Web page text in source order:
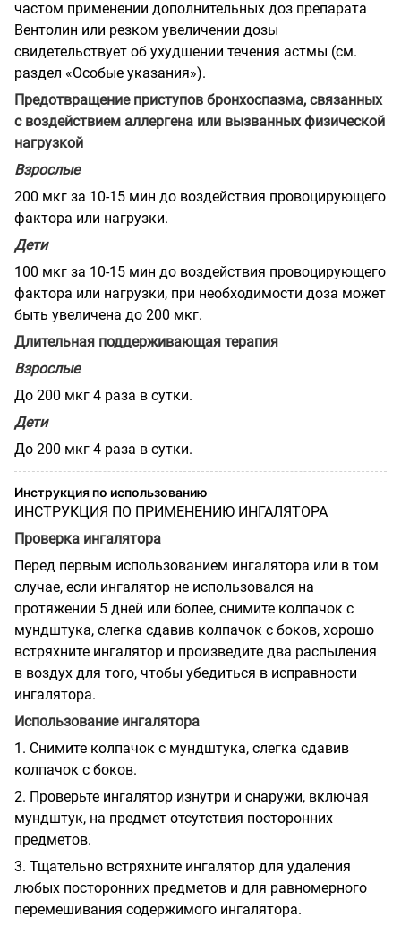
частом применении дополнительных доз препарата
Вентолин или резком увеличении дозы
свидетельствует об ухудшении течения астмы (см.
раздел «Особые указания»).
Предотвращение приступов бронхоспазма, связанных
с воздействием аллергена или вызванных физической
нагрузкой
Взрослые
200 мкг за 10-15 мин до воздействия провоцирующего
фактора или нагрузки.
Дети
100 мкг за 10-15 мин до воздействия провоцирующего
фактора или нагрузки, при необходимости доза может
быть увеличена до 200 мкг.
Длительная поддерживающая терапия
Взрослые
До 200 мкг 4 раза в сутки.
Дети
До 200 мкг 4 раза в сутки.
Инструкция по использованию
ИНСТРУКЦИЯ ПО ПРИМЕНЕНИЮ ИНГАЛЯТОРА
Проверка ингалятора
Перед первым использованием ингалятора или в том
случае, если ингалятор не использовался на
протяжении 5 дней или более, снимите колпачок с
мундштука, слегка сдавив колпачок с боков, хорошо
встряхните ингалятор и произведите два распыления
в воздух для того, чтобы убедиться в исправности
ингалятора.
Использование ингалятора
1. Снимите колпачок с мундштука, слегка сдавив
колпачок с боков.
2. Проверьте ингалятор изнутри и снаружи, включая
мундштук, на предмет отсутствия посторонних
предметов.
3. Тщательно встряхните ингалятор для удаления
любых посторонних предметов и для равномерного
перемешивания содержимого ингалятора.